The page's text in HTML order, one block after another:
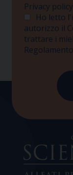
Privacy policy
Ho letto
autorizzo il
trattare i